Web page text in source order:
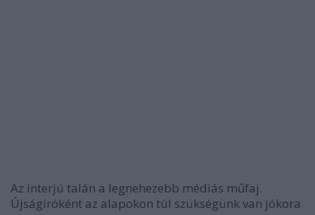
Az interjú talán a legnehezebb médiás műfaj.
Újságíróként az alapokon túl szükségünk van jókora